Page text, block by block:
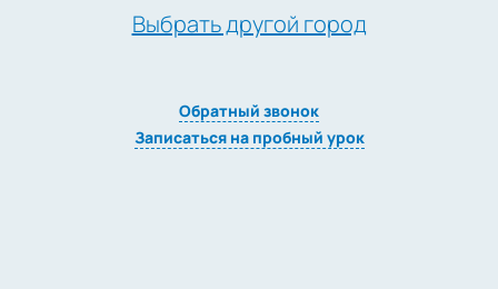
Выбрать другой город
Обратный звонок
Записаться на пробный урок